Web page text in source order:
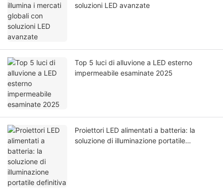
soluzioni LED avanzate
Top 5 luci di alluvione a LED esterno
impermeabile esaminate 2025
Proiettori LED alimentati a batteria: la
soluzione di illuminazione portatile